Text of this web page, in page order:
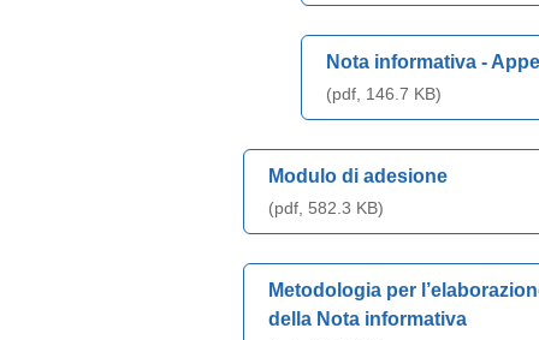
Nota informativa -
(pdf, 146.7 KB)
Modulo di adesione
(pdf, 582.3 KB)
Metodologia per
della Nota informativa